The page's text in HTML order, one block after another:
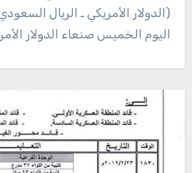
(الدولار الأمريكي ـ الريال
اليوم الخميس صنعاء الدولار